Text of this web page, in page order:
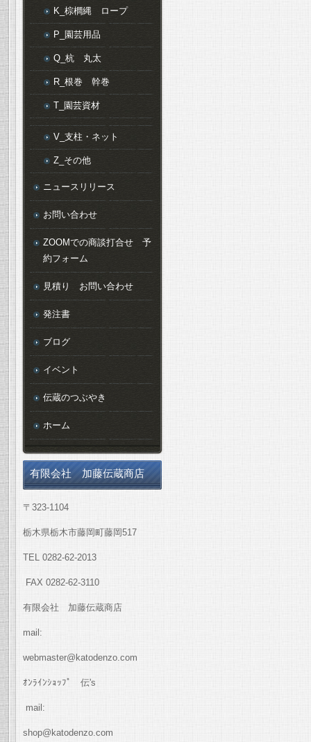
K_棕櫚縄 ロープ
P_園芸用品
Q_杭 丸太
R_根巻 幹巻
T_園芸資材
V_支柱・ネット
Z_その他
ニュースリリース
お問い合わせ
ZOOMでの商談打合せ 予
約フォーム
見積り お問い合わせ
発注書
ブログ
イベント
伝蔵のつぶやき
ホーム
有限会社 加藤伝蔵商店
〒323-1104
栃木県栃木市藤岡町藤岡517
TEL 0282-62-2013
FAX 0282-62-3110
有限会社 加藤伝蔵商店
mail:
webmaster@katodenzo.com
ｵﾝﾗｲﾝｼｮｯﾌﾟ 伝's
mail:
shop@katodenzo.com